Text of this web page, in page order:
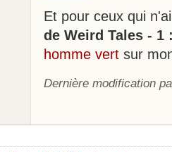
Et pour ceux qui
de Weird Tales - 1
homme vert sur
Dernière modification